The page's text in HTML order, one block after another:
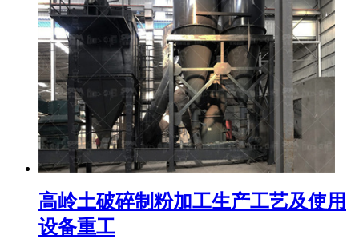
高岭土破碎制粉加工生产工艺及使用
设备重工